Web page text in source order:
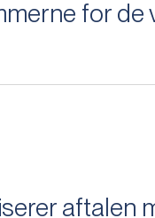
for de